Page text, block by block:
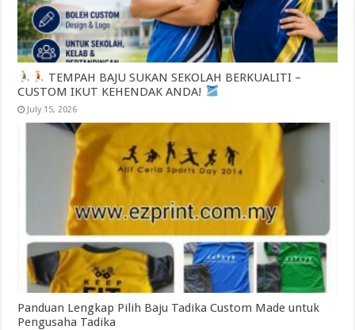
TEMPAH BAJU SUKAN SEKOLAH BERKUALITI –
CUSTOM IKUT KEHENDAK ANDA!
July 15, 2026
Panduan Lengkap Pilih Baju Tadika Custom Made untuk
Pengusaha Tadika